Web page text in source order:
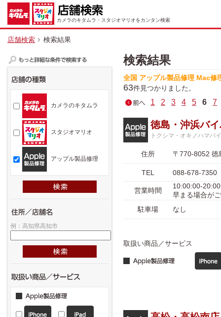
カメラのキタムラ・スタジオマリオをカンタン検索
店舗検索 検索結果
検索結果
全国 アップル製品修理 Mac修
63件見つかりました。
1 2 3 4 5 6 7
徳島・沖浜バ
トクシマ・オキノハマバ
住所 〒770-8052 徳
TEL 088-678-7350
営業時間
10:00:00-
早まる場合が
駐車場
なし
取扱い商品／サービス
カメラのキタムラ
スタジオマリオ
アップル製品修理
例：高知県高知市